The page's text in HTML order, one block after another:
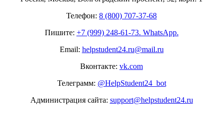
Телефон: 8 (800) 707-37-68
Пишите: +7 (999) 248-61-73. WhatsApp.
Email: helpstudent24.ru@mail.ru
Вконтакте: vk.com
Телеграмм: @HelpStudent24_bot
Администрация сайта: support@helpstudent24.ru